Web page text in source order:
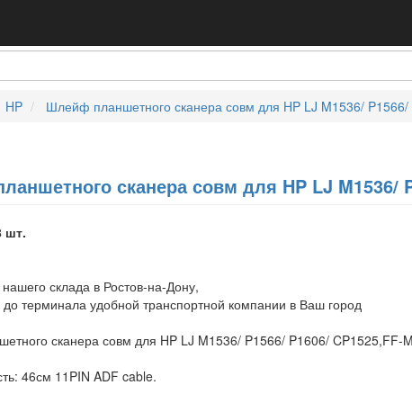
HP Шлейф планшетного сканера совм для HP LJ M1536/
сканера совм для HP LJ M1536/
шт.
склада в Ростов-на-Дону,
до терминала удобной транспортной компании в Ваш город
сканера совм для HP LJ M1536/ P1566/ P1606/ CP1525,FF-
46см 11PIN ADF cable.